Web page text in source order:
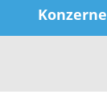
Konzerne